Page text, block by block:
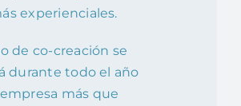
experienciales.
de co-creación se
durante todo el año
más que